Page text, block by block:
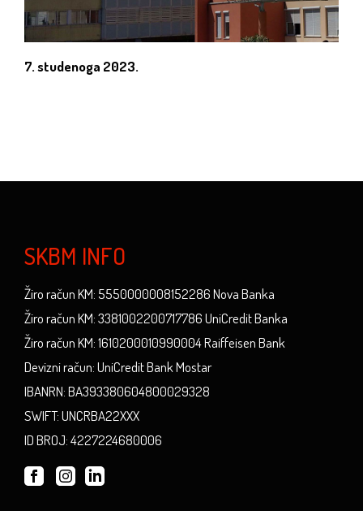
7. studenoga 2023.
SKBM INFO
Žiro račun KM: 5550000008152286 Nova Banka
Žiro račun KM: 3381002200717786 UniCredit Banka
Žiro račun KM: 1610200010990004 Raiffeisen Bank
Devizni račun: UniCredit Bank Mostar
IBANRN: BA393380604800029328
SWIFT: UNCRBA22XXX
ID BROJ: 4227224680006